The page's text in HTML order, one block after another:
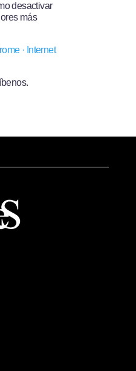
desactivar
más
· Internet